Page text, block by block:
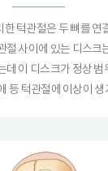
턱관절은 두 뼈를 연
절 사이에 있는 디스크
데 이 디스크가 정상
등 턱관절에 이상이 생